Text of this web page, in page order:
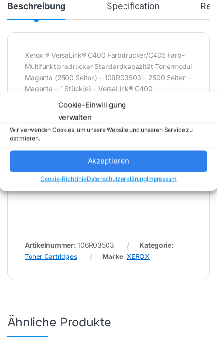
Cookie-Einwilligung
verwalten
Wir verwenden Cookies, um unsere Website und unseren Service zu
optimieren.
Akzeptieren
Cookie-RichtlinieDatenschutzerklärungImpressum
Beschreibung Specification
Xerox ® VersaLink® C400 Farbdrucker/C405 Farb-
Multifunktionsdrucker Standardkapazität-Tonermodul
Magenta (2500 Seiten) – 106R03503 – 2500 Seiten –
Magenta – 1 Stück(e) – VersaLink® C400
Standardkapazität-Tonermodul Magenta (2500
Seiten) – 106R03503
* Für Fehler im Datenblatt übernimmt (buy-net.de)
Comstex GmbH & Co. KG keine Haftung (
202608071600 )
Artikelnummer: 106R03503
Kategorie:
Toner Cartridges
Marke: XEROX
Ähnliche Produkte